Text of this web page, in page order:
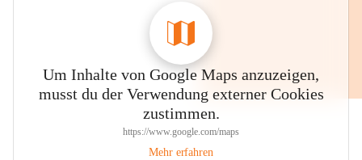
Um Inhalte von Google Maps anzuzeigen,
musst du der Verwendung externer Cookies
zustimmen.
https://www.google.com/maps
Mehr erfahren